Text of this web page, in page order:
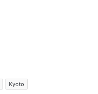
Kyoto